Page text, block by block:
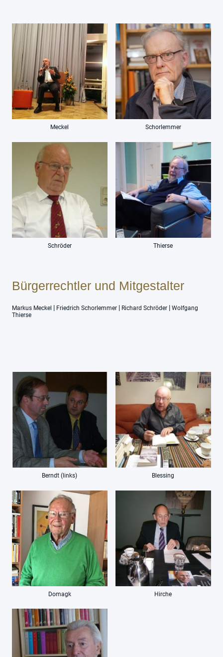
Meckel Schorlemmer
Schröder Thierse
Bürgerrechtler und Mitgestalter
Markus Meckel | Friedrich Schorlemmer | Richard Schröder | Wolfgang
Thierse
Berndt (links) Blessing
Domagk Hirche